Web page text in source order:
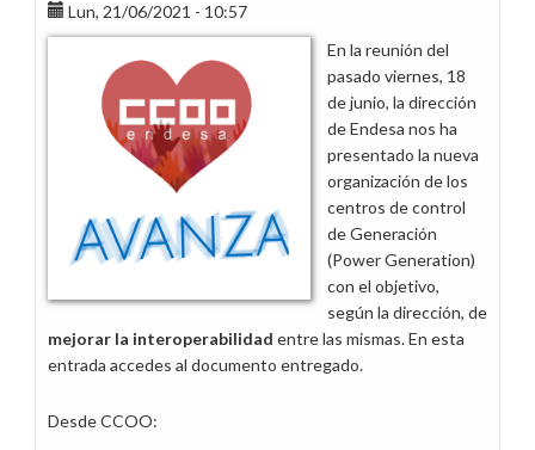
el
Centro
de
Control
de
Barcelona
se
amplíe
de
manera
Lun, 21/06/2021 - 10:57
En la reunión del
pasado viernes, 18
de junio, la dirección
de Endesa nos ha
presentado la nueva
organización de los
centros de control
de Generación
(Power Generation)
con el objetivo,
según la dirección, de
mejorar la interoperabilidad entre las mismas. En esta
entrada accedes al documento entregado.
Desde CCOO: